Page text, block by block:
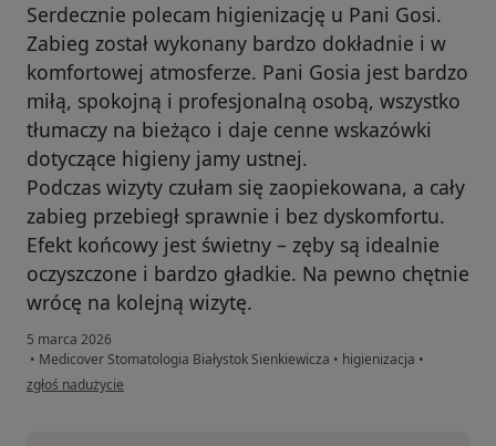
Serdecznie polecam higienizację u Pani Gosi.
Zabieg został wykonany bardzo dokładnie i w
komfortowej atmosferze. Pani Gosia jest bardzo
miłą, spokojną i profesjonalną osobą, wszystko
tłumaczy na bieżąco i daje cenne wskazówki
dotyczące higieny jamy ustnej.
Podczas wizyty czułam się zaopiekowana, a cały
zabieg przebiegł sprawnie i bez dyskomfortu.
Efekt końcowy jest świetny – zęby są idealnie
oczyszczone i bardzo gładkie. Na pewno chętnie
wrócę na kolejną wizytę.
5 marca 2026
• Medicover Stomatologia Białystok Sienkiewicza • higienizacja •
w opinii użytkownika Martyna
zgłoś nadużycie